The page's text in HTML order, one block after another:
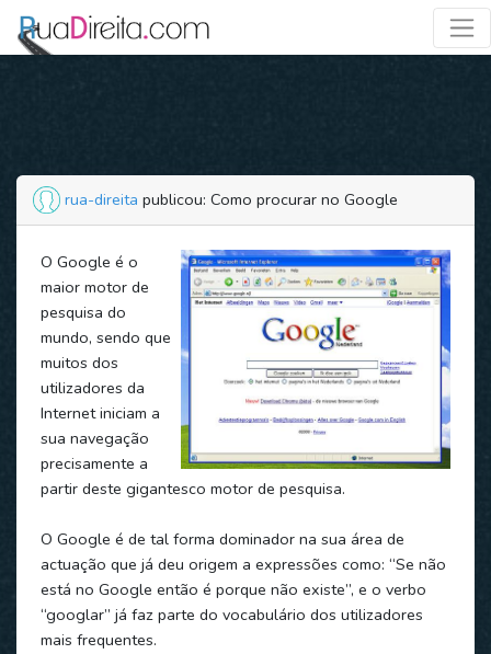
rua-direita publicou: Como procurar no Google
O Google é o
maior motor de
pesquisa do
mundo, sendo que
muitos dos
utilizadores da
Internet iniciam a
sua navegação
precisamente a
partir deste gigantesco motor de pesquisa.
O Google é de tal forma dominador na sua área de
actuação que já deu origem a expressões como: “Se não
está no Google então é porque não existe”, e o verbo
“googlar” já faz parte do vocabulário dos utilizadores
mais frequentes.